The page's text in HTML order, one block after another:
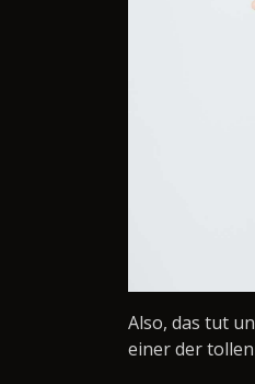
Also, das tut
einer der